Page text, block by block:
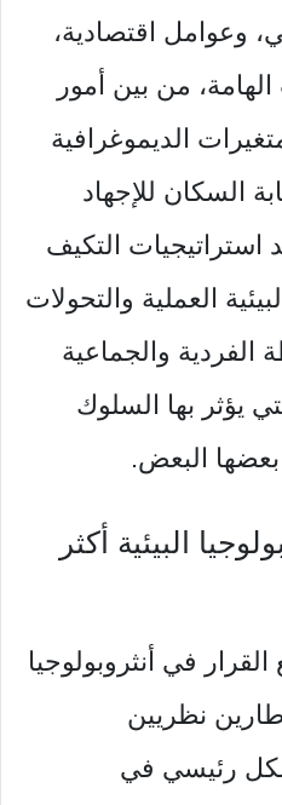
وعوامل اقتصادية،
من بين أمور
الديموغرافية
السكان للإجهاد
استراتيجيات التكيف
العملية والتحولات
الفردية والجماعية
يؤثر بها السلوك
بعضها البعض.
البيئية أكثر
في أنثروبولوجيا
نظريين
رئيسي في